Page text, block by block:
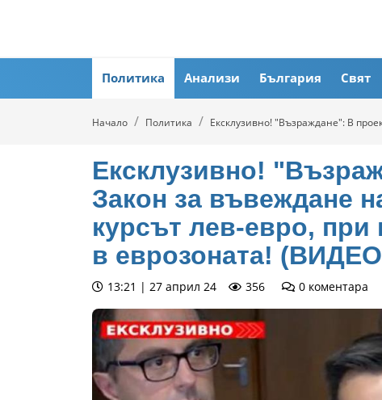
Политика Анализи България Свят
Начало Политика Ексклузивно! "Възраждане": В
Ексклузивно!
Закон за въвеждане
курсът лев-евро,
в еврозоната!
13:21 | 27 април 24 356 0 коментара